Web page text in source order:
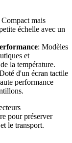
Compact mais
échelle avec un
: Modèles
et
la température.
d'un écran tactile
performance
pour préserver
le transport.